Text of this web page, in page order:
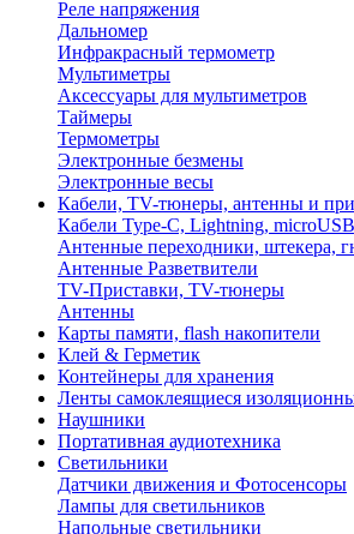
Реле напряжения
Дальномер
Инфракрасный термометр
Мультиметры
Аксессуары для мультиметров
Таймеры
Термометры
Электронные безмены
Электронные весы
Кабели, TV-тюнеры, антенны и
Кабели Type-C, Lightning,
Антенные переходники, штекера,
Антенные Разветвители
TV-Приставки, TV-тюнеры
Антенны
Карты памяти, flash накопители
Клей & Герметик
Контейнеры для хранения
Ленты самоклеящиеся
Наушники
Портативная аудиотехника
Светильники
Датчики движения и Фотосенсоры
Лампы для светильников
Напольные светильники